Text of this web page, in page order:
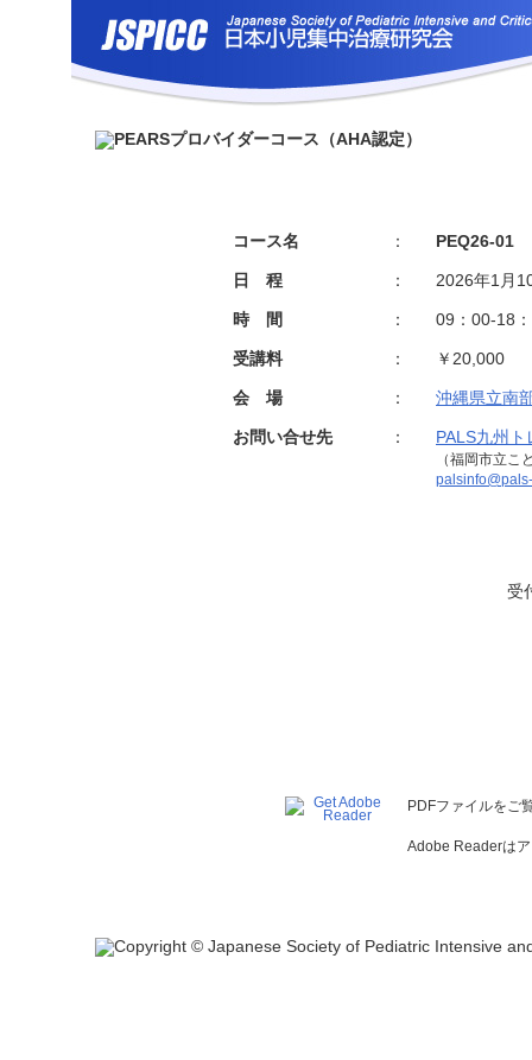
コース名 ： PEQ26-01
日 程 ： 2026年1月
時 間 ： 09：00-18
受講料 ： ￥20,000
会 場 ： 沖縄県立南
お問い合せ先 ： PALS九州
（福岡市立
受
PDFファイルをご
Adobe Readerは